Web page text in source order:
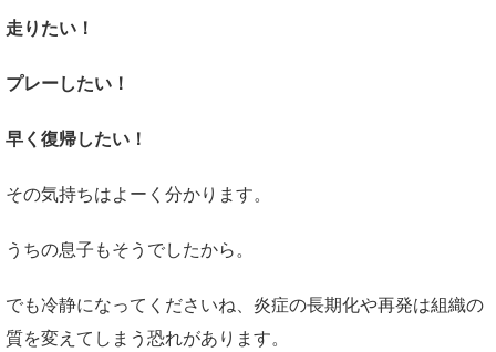
走りたい！
プレーしたい！
早く復帰したい！
その気持ちはよーく分かります。
うちの息子もそうでしたから。
でも冷静になってくださいね、炎症の長期化や再発は組織の
質を変えてしまう恐れがあります。